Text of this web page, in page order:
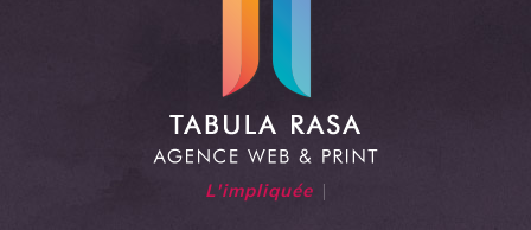
L'impliquée |